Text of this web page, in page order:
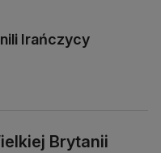
Irańczycy
Brytanii